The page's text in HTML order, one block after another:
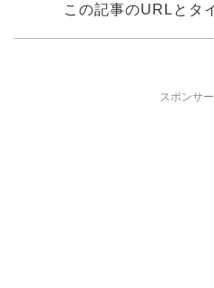
この記事のURLとタ
スポンサ